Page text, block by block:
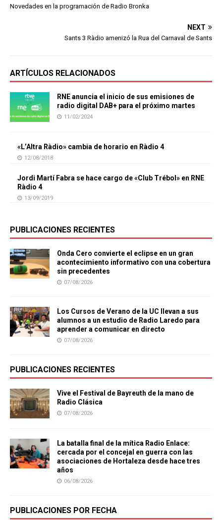
Novedades en la programación de Radio Bronka
NEXT
Sants 3 Ràdio amenizó la Rua del Carnaval de Sants
ARTÍCULOS RELACIONADOS
RNE anuncia el inicio de sus emisiones de
radio digital DAB+ para el próximo martes
11/02/2024
«L’Altra Ràdio» cambia de horario en Ràdio 4
12/08/2018
Jordi Martí Fabra se hace cargo de «Club Trébol» en RNE
Ràdio 4
13/09/2019
PUBLICACIONES RECIENTES
Onda Cero convierte el eclipse en un gran
acontecimiento informativo con una cobertura
sin precedentes
07/08/2026
Los Cursos de Verano de la UC llevan a sus
alumnos a un estudio de Radio Laredo para
aprender a comunicar en directo
07/08/2026
PUBLICACIONES RECIENTES
Vive el Festival de Bayreuth de la mano de
Radio Clásica
07/08/2026
La batalla final de la mítica Radio Enlace:
cercada por el concejal en guerra con las
asociaciones de Hortaleza desde hace tres
años
06/08/2026
PUBLICACIONES POR FECHA